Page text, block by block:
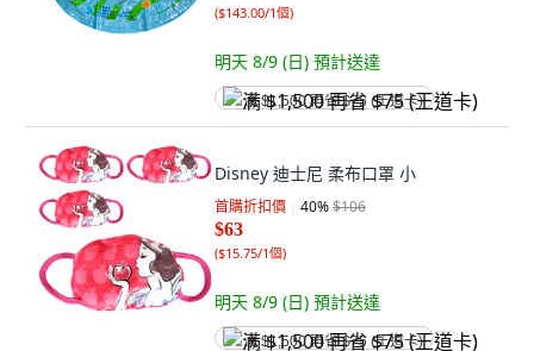
($143.00/1個)
明天 8/9 (日) 預計送達
满 $1,500 再省 $75 (王道卡)
Disney 迪士尼 柔布口罩 小
首購折扣價 40%$106
$63
($15.75/1個)
明天 8/9 (日) 預計送達
满 $1,500 再省 $75 (王道卡)